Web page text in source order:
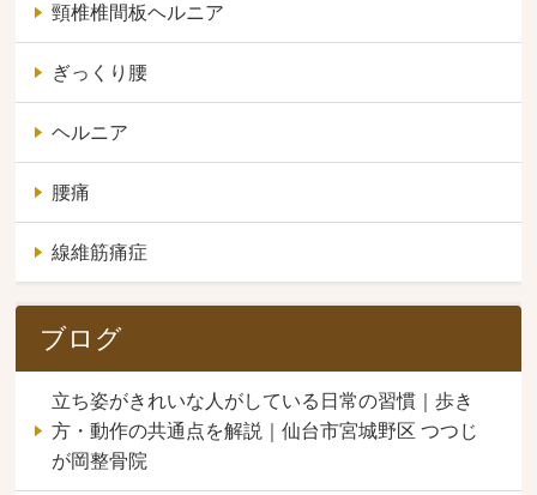
頸椎椎間板ヘルニア
ぎっくり腰
ヘルニア
腰痛
線維筋痛症
ブログ
立ち姿がきれいな人がしている日常の習慣｜歩き
方・動作の共通点を解説｜仙台市宮城野区 つつじ
が岡整骨院